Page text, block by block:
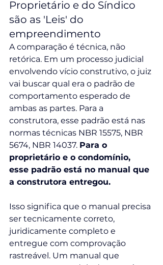
Proprietário e do Síndico
são as 'Leis' do
empreendimento
A comparação é técnica, não
retórica. Em um processo judicial
envolvendo vício construtivo, o juiz
vai buscar qual era o padrão de
comportamento esperado de
ambas as partes. Para a
construtora, esse padrão está nas
normas técnicas NBR 15575, NBR
5674, NBR 14037. Para o
proprietário e o condomínio,
esse padrão está no manual que
a construtora entregou.
Isso significa que o manual precisa
ser tecnicamente correto,
juridicamente completo e
entregue com comprovação
rastreável. Um manual que